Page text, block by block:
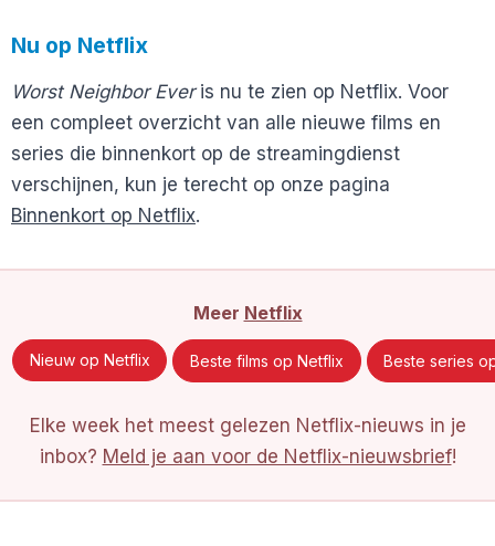
Nu op Netflix
Worst Neighbor Everis nu te zien op Netflix. Voor
een compleet overzicht van alle nieuwe films en
series die binnenkort op de streamingdienst
verschijnen, kun je terecht op onze pagina
Binnenkort op Netflix.
Meer Netflix
Nieuw op Netflix Beste films op Netflix Beste series
Elke week het meest gelezen Netflix-nieuws in je
inbox? Meld je aan voor de Netflix-nieuwsbrief!